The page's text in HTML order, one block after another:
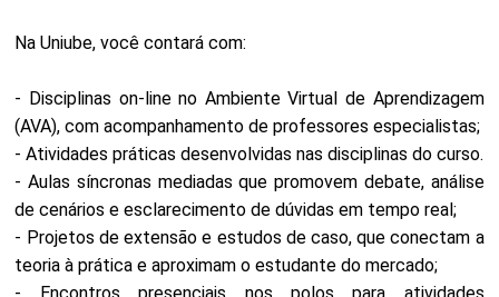
Na Uniube, você contará com:
- Disciplinas on-line no Ambiente Virtual de Aprendizagem
(AVA), com acompanhamento de professores especialistas;
- Atividades práticas desenvolvidas nas disciplinas do curso.
- Aulas síncronas mediadas que promovem debate, análise
de cenários e esclarecimento de dúvidas em tempo real;
- Projetos de extensão e estudos de caso, que conectam a
teoria à prática e aproximam o estudante do mercado;